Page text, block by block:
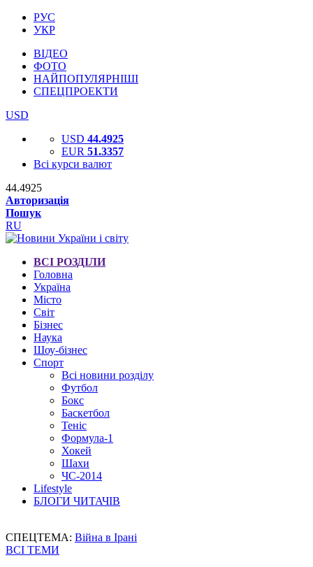
РУС
УКР
ВІДЕО
ФОТО
НАЙПОПУЛЯРНІШІ
СПЕЦПРОЕКТИ
USD
USD 44.4925
EUR 51.3357
Всі курси валют
44.4925
Авторизація
Пошук
RU
ВСІ РОЗДІЛИ
Головна
Україна
Місто
Світ
Бізнес
Наука
Шоу-бізнес
Спорт
Всі новини розділу
Футбол
Бокс
Баскетбол
Теніс
Формула-1
Хокей
Шахи
ЧС-2014
Lifestyle
БЛОГИ ЧИТАЧІВ
СПЕЦТЕМА: Війна в Ірані
ВСІ ТЕМИ